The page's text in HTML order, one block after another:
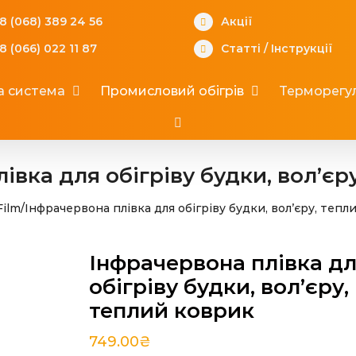
(068) 389 24 56
(066) 022 11 87
Акції
Статті / Інструкції
система Промисловий обігрів
для обігріву будки,
/Інфрачервона плівка для обігріву будки, вол’єру,
Інфрачервона плівка
обігріву будки, вол’єру,
теплий коврик
749.00₴